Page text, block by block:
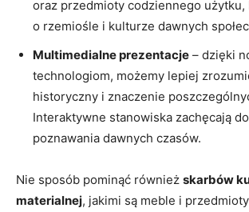
oraz przedmioty codziennego użytku,
o rzemiośle i kulturze dawnych
Multimedialne prezentacje – dzięki
technologiom, możemy lepiej
historyczny ​i znaczenie
Interaktywne stanowiska zachęcają
poznawania dawnych czasów.
Nie sposób⁤ pominąć również skarbów
materialnej, jakimi są⁤ meble i